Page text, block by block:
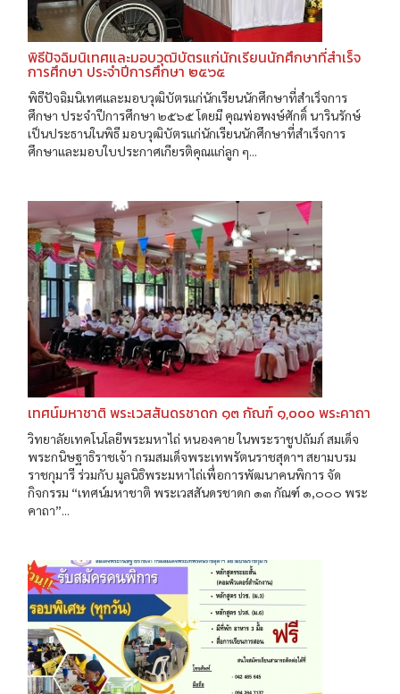
พิธีปัจฉิมนิเทศและมอบวุฒิบัตรแก่นักเรียนนักศึกษาที่สำเร็จ
การศึกษา ประจำปีการศึกษา ๒๕๖๕
พิธีปัจฉิมนิเทศและมอบวุฒิบัตรแก่นักเรียนนักศึกษาที่สำเร็จการ
ศึกษา ประจำปีการศึกษา ๒๕๖๕ โดยมี คุณพ่อพงษ์ศักดิ์ นารินรักษ์
เป็นประธานในพิธี มอบวุฒิบัตรแก่นักเรียนนักศึกษาที่สำเร็จการ
ศึกษาและมอบใบประกาศเกียรติคุณแก่ลูก ๆ...
เทศน์มหาชาติ พระเวสสันดรชาดก ๑๓ กัณฑ์ ๑,๐๐๐ พระคาถา
วิทยาลัยเทคโนโลยีพระมหาไถ่ หนองคาย ในพระราชูปถัมภ์ สมเด็จ
พระกนิษฐาธิราชเจ้า กรมสมเด็จพระเทพรัตนราชสุดาฯ สยามบรม
ราชกุมารี ร่วมกับ มูลนิธิพระมหาไถ่เพื่อการพัฒนาคนพิการ จัด
กิจกรรม “เทศน์มหาชาติ พระเวสสันดรชาดก ๑๓ กัณฑ์ ๑,๐๐๐ พระ
คาถา”...